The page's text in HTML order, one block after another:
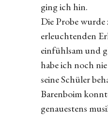
ging ich hin.
Die Probe wurde
erleuchtenden
einfühlsam und
habe ich noch
seine Schüler
Barenboim
genauestens